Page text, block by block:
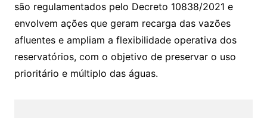
são regulamentados pelo Decreto 10838/2021 e
envolvem ações que geram recarga das vazões
afluentes e ampliam a flexibilidade operativa dos
reservatórios, com o objetivo de preservar o uso
prioritário e múltiplo das águas.